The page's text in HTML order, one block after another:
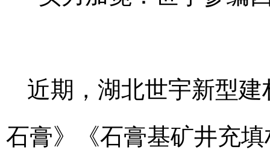
近期，湖北世宇新型
石膏》《石膏基矿井充